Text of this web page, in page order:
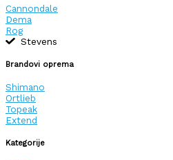
Cannondale
Dema
Rog
Stevens
Brandovi oprema
Shimano
Ortlieb
Topeak
Extend
Kategorije